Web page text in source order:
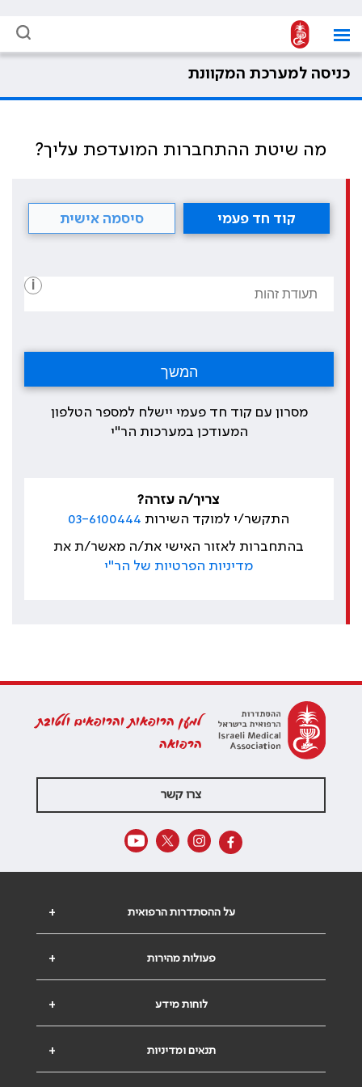
כניסה למערכת המקוונת
מה שיטת ההתחברות המועדפת עליך?
קוד חד פעמי סיסמה אישית
i
מסרון עם קוד חד פעמי יישלח למספר הטלפון
המעודכן במערכות הר"י
צריך/ה עזרה?
התקשר/י למוקד השירות 03-6100444
בהתחברות לאזור האישי את/ה מאשר/ת את
מדיניות הפרטיות של הר"י
למען הרופאות והרופאים ולטובת
הרפואה
צרו קשר
+ על ההסתדרות הרפואית
+ פעולות מהירות
+ לוחות מידע
+ תנאים ומדיניות